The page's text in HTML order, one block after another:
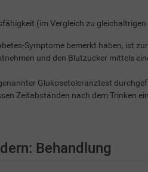
(im Vergleich zu gleichaltrigen
Symptome bemerkt haben, ist
und den Blutzucker mittels
Glukosetoleranztest
Zeitabständen nach dem Trinken
Behandlung